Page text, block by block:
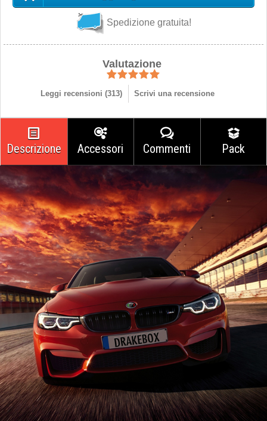
Spedizione gratuita!
Valutazione
Leggi recensioni (313) Scrivi una recensione
Descrizione Accessori Commenti Pack